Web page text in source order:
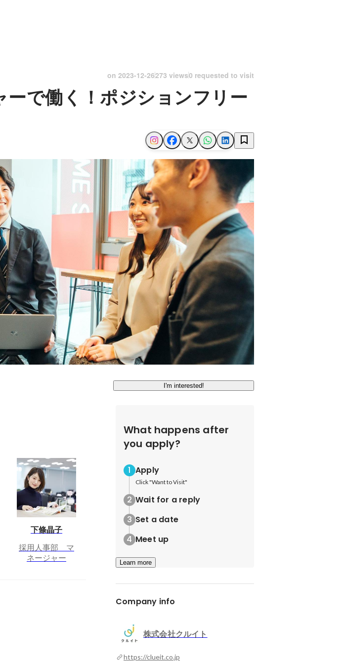
on 2023-12-26273 views0 requested to visit
で働く！ポジションフリー
I'm interested!
下條晶子
採用人事部 マ
ネージャー
What happens after
you apply?
Apply
Click "Want to Visit"
Wait for a reply
Set a date
Meet up
Learn more
Company info
株式会社クルイト
https://clueit.co.jp